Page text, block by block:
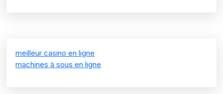
meilleur casino en ligne
machines à sous en ligne